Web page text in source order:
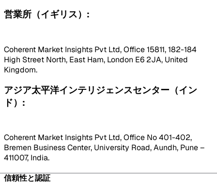
営業所（イギリス）:
Coherent Market Insights Pvt Ltd, Office 15811, 182-184
High Street North, East Ham, London E6 2JA, United
Kingdom.
アジア太平洋インテリジェンスセンター（イン
ド）:
Coherent Market Insights Pvt Ltd, Office No 401-402,
Bremen Business Center, University Road, Aundh, Pune –
411007, India.
信頼性と認証